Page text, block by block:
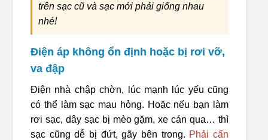
trên sạc cũ và sạc mới phải giống nhau
nhé!
Điện áp không ổn định hoặc bị rơi vỡ,
va đập
Điện nhà chập chờn, lúc mạnh lúc yếu cũng
có thể làm sạc mau hỏng. Hoặc nếu bạn làm
rơi sạc, dây sạc bị mèo gặm, xe cán qua… thì
sạc cũng dễ bị đứt, gãy bên trong. Phải cẩn